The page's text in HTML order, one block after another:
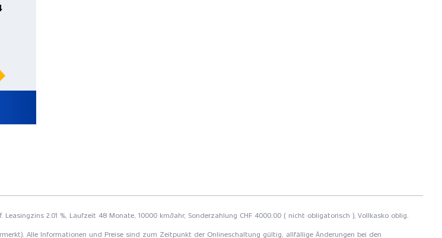
Leasingzins 2.01 %, Laufzeit 48 Monate, 10000 km/Jahr, Sonderzahlung CHF 4000.00 ( nicht obligatorisch ), Vollkasko oblig.
Alle Informationen und Preise sind zum Zeitpunkt der Onlineschaltung gültig, allfällige Änderungen bei den